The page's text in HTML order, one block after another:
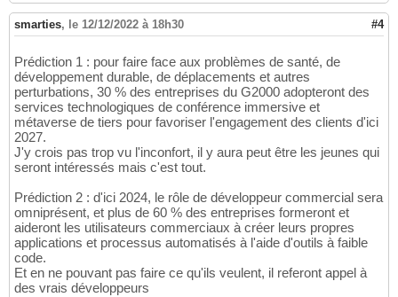
smarties, le 12/12/2022 à 18h30 #4
Prédiction 1 : pour faire face aux problèmes de santé, de
développement durable, de déplacements et autres
perturbations, 30 % des entreprises du G2000 adopteront des
services technologiques de conférence immersive et
métaverse de tiers pour favoriser l'engagement des clients d'ici
2027.
J'y crois pas trop vu l'inconfort, il y aura peut être les jeunes qui
seront intéressés mais c'est tout.
Prédiction 2 : d'ici 2024, le rôle de développeur commercial sera
omniprésent, et plus de 60 % des entreprises formeront et
aideront les utilisateurs commerciaux à créer leurs propres
applications et processus automatisés à l'aide d'outils à faible
code.
Et en ne pouvant pas faire ce qu'ils veulent, il referont appel à
des vrais développeurs